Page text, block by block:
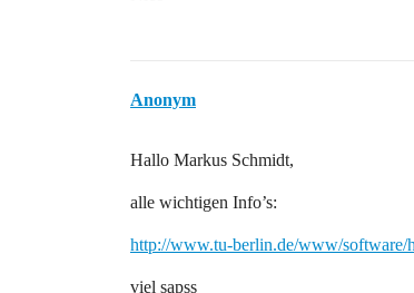
Anonym
Hallo Markus Schmidt,
alle wichtigen Info’s:
http://www.tu-berlin.de/www/software/
viel sapss